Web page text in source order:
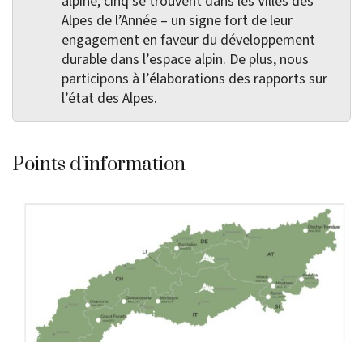
Alpes de l’Année – un signe fort de leur
engagement en faveur du développement
durable dans l’espace alpin. De plus, nous
participons à l’élaborations des rapports sur
l’état des Alpes.
Points d’information